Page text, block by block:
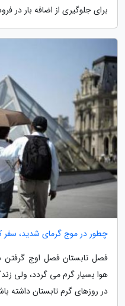
برای جلوگیری از اضافه بار در
چطور در موج گرمای شدید، سفر
فصل تابستان فصل اوج گرفتن
هوا بسیار گرم می گردد، ولی
در روزهای گرم تابستان داشته